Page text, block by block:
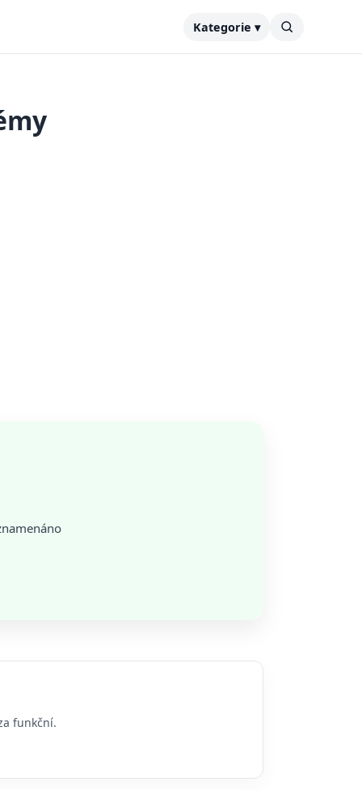
Kategorie ▾
funkční.